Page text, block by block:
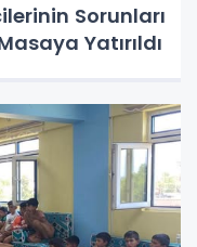
Sorunları
Yatırıldı